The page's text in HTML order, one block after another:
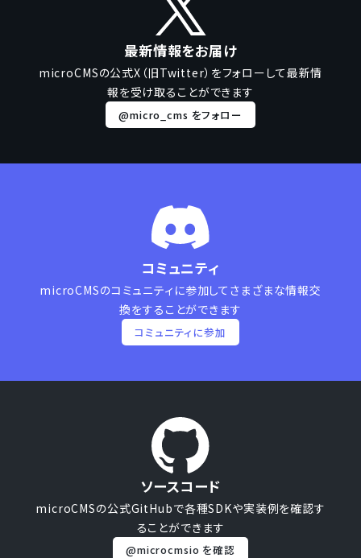
最新情報をお届け
microCMSの公式X（旧Twitter）をフォローして最新情
報を受け取ることができます
@micro_cms をフォロー
コミュニティ
microCMSのコミュニティに参加して さまざまな情報交
換をすることができます
コミュニティに参加
ソースコード
microCMSの公式GitHubで各種SDKや実装例を確認す
ることができます
@microcmsio を確認